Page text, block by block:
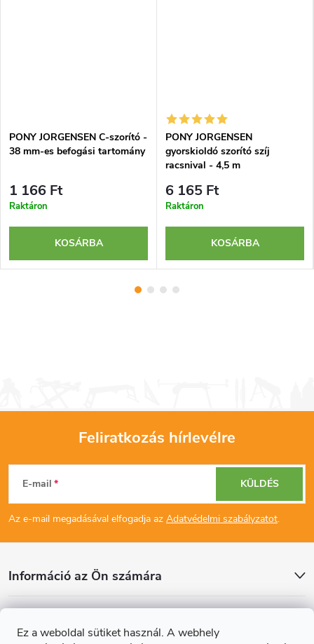
Ez a weboldal sütiket használ. A webhely
PONY JORGENSEN C-szorító -
38 mm-es befogási tartomány
1 166 Ft
Raktáron
KOSÁRBA
PONY JORGENSEN
gyorskioldó szorító szíj
racsnival - 4,5 m
6 165 Ft
Raktáron
KOSÁRBA
L
á
b
é
Feliratkozás hírlevélre
E-mail
Az e-mail megadásával elfogadja az Adatvédelmi szabályzatot.
KÜLDÉS
Információ az Ön számára